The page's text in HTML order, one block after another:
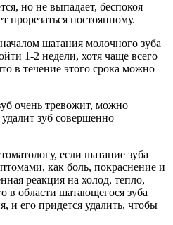
но не выпадает, беспокоя
прорезаться постоянному.
шатания молочного зуба
1-2 недели, хотя чаще всего
в течение этого срока можно
очень тревожит, можно
зуб совершенно
если шатание зуба
как боль, покраснение и
реакция на холод, тепло,
в области шатающегося зуба
и его придется удалить, чтобы